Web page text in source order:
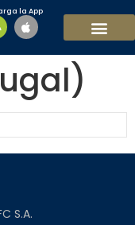
la App
S.A.